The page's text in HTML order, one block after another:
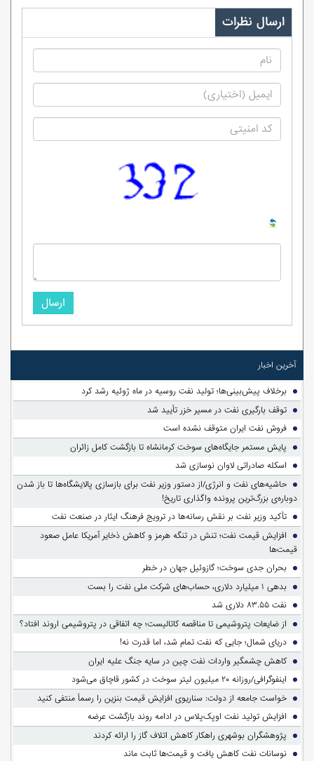
ارسال نظرات
ارسال
آخرین اخبار
برخلاف پیش‌بینی‌ها؛ تولید نفت روسیه در ماه ژوئیه رشد کرد
توقف بارگیری نفت در مسیر خزر تأیید شد
فروش نفت ایران متوقف نشده است
پایش مستمر جایگاه‌های سوخت کرمانشاه تا بازگشت کامل زائران
اسکله صادراتی لاوان نوسازی شد
حاشیه‌های نفت و انرژی/از دستور وزیر نفت برای بازسازی پالایشگاه‌ها تا باز شدن
دوباره‌ی بزرگ‌ترین پرونده واگذاری تاریخ!
تأکید وزیر نفت بر نقش رسانه‌ها در ترویج فرهنگ ایثار در صنعت نفت
افزایش قیمت نفت؛ تنش در تنگه هرمز و کاهش ذخایر آمریکا عامل صعود
قیمت‌ها
بحران جدی سوخت؛ گازوئیل جهان در خطر
بدهی ۱ میلیارد دلاری، حساب‌های شرکت ملی نفت را بست
نفت ۸۳.۵۵ دلاری شد
از ضایعات پتروشیمی تا مناقصه کاتالیست؛ چه اتفاقی در پتروشیمی اروند افتاد؟
دریای شمال؛ جایی که نفت تمام شد، اما قدرت نه!
کاهش چشمگیر واردات نفت چین در سایه جنگ علیه ایران
اینفوگرافی/روزانه ۲۰ میلیون لیتر سوخت در کشور قاچاق می‌شود
خواست جامعه از دولت: سناریوی افزایش قیمت بنزین را رسماً منتفی کنید
افزایش تولید نفت اوپک‌پلاس در ادامه روند بازگشت عرضه
پژوهشگران بوشهری راهکار کاهش اتلاف گاز را ارائه کردند
نوسانات نفت کاهش یافت و قیمت‌ها ثابت ماند